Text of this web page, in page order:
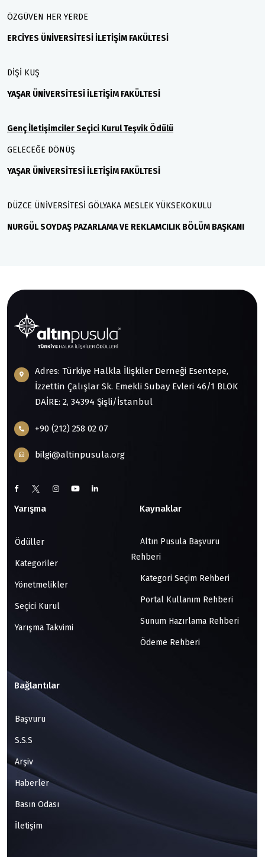
ÖZGÜVEN HER YERDE
ERCİYES ÜNİVERSİTESİ İLETİŞİM FAKÜLTESİ
DİŞİ KUŞ
YAŞAR ÜNİVERSİTESİ İLETİŞİM FAKÜLTESİ
Genç İletişimciler Seçici Kurul Teşvik Ödülü
GELECEĞE DÖNÜŞ
YAŞAR ÜNİVERSİTESİ İLETİŞİM FAKÜLTESİ
DÜZCE ÜNİVERSİTESİ GÖLYAKA MESLEK YÜKSEKOKULU
NURGÜL SOYDAŞ PAZARLAMA VE REKLAMCILIK BÖLÜM BAŞKANI
Adres: Türkiye Halkla İlişkiler Derneği Esentepe,
İzzettin Çalışlar Sk. Emekli Subay Evleri 46/1 BLOK
DAİRE: 2, 34394 Şişli/İstanbul
+90 (212) 258 02 07
bilgi@altinpusula.org
Yarışma
Ödüller
Kategoriler
Yönetmelikler
Seçici Kurul
Yarışma Takvimi
Kaynaklar
Altın Pusula Başvuru
Rehberi
Kategori Seçim Rehberi
Portal Kullanım Rehberi
Sunum Hazırlama Rehberi
Ödeme Rehberi
Bağlantılar
Başvuru
S.S.S
Arşiv
Haberler
Basın Odası
İletişim